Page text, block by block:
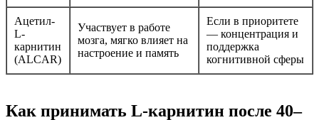
Ацетил-
L-
карнитин
(ALCAR)
Участвует в работе
мозга, мягко влияет на
настроение и память
Если в приоритете
— концентрация и
поддержка
когнитивной сферы
Как принимать L-карнитин после 40–